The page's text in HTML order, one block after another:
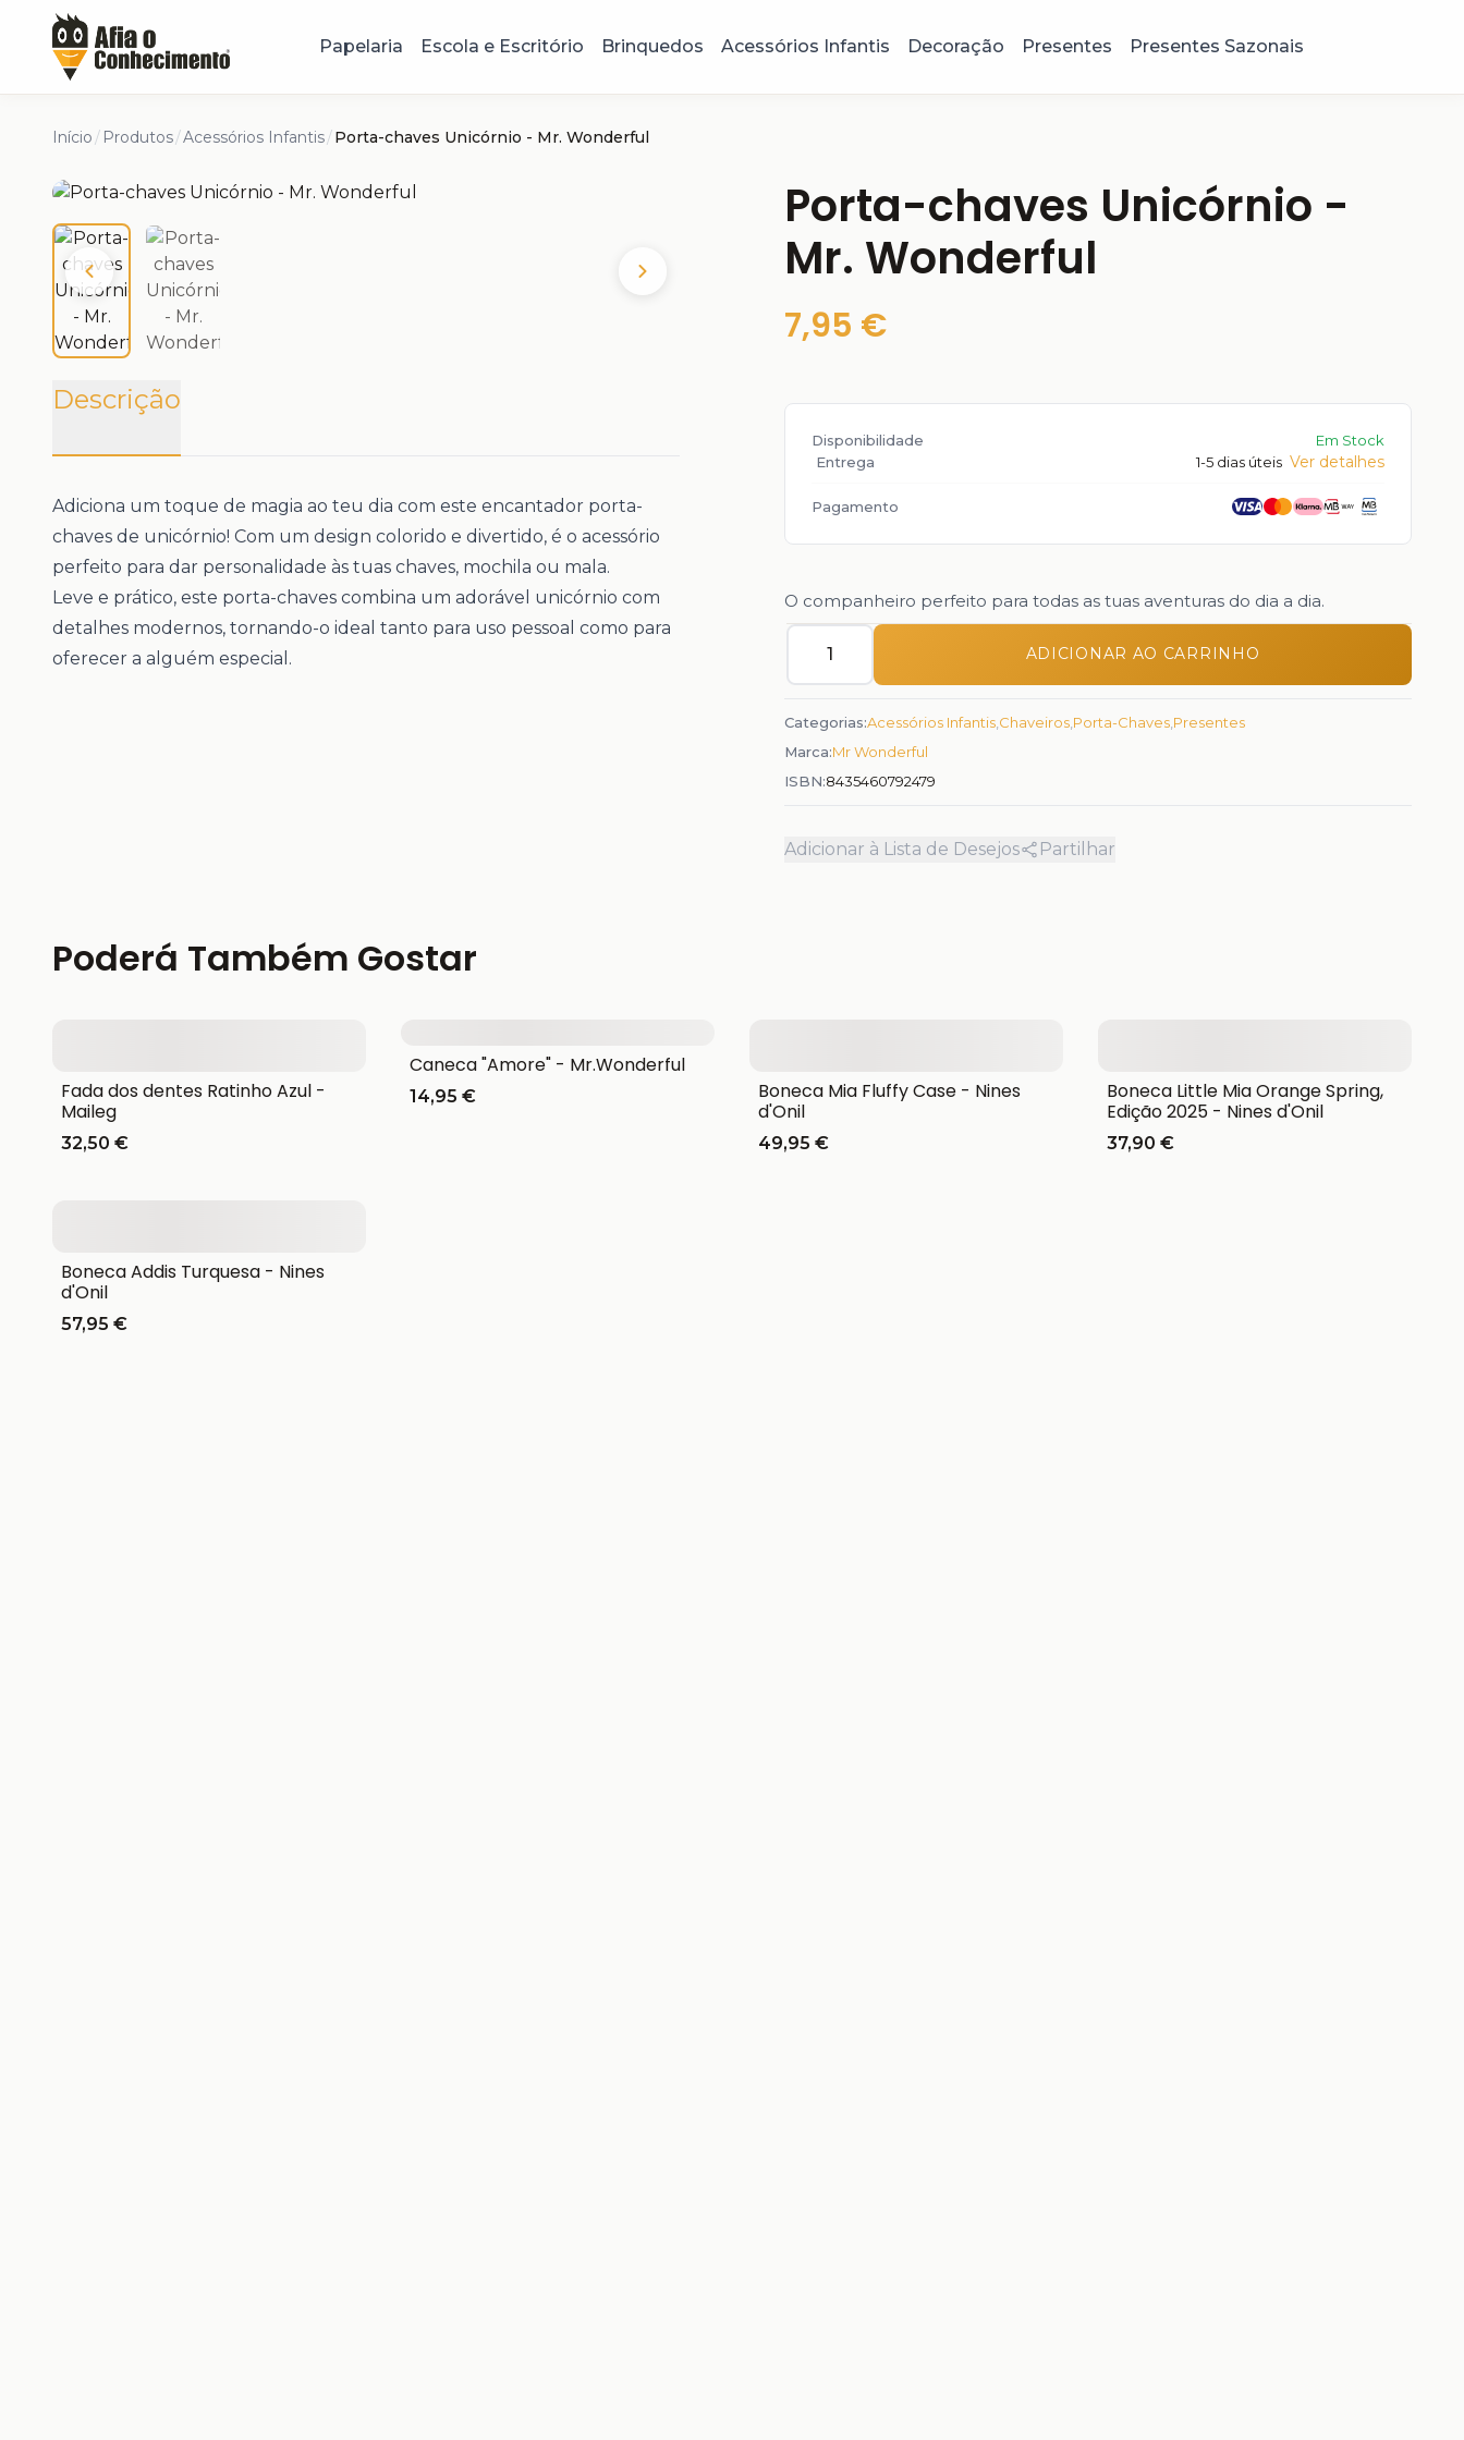
Papelaria Escola e Escritório Brinquedos Acessórios Infantis Decoração Presentes Presentes Sazonais
Início / Produtos/Acessórios Infantis/Porta-chaves Unicórnio - Mr. Wonderful
Descrição
Adiciona um toque de magia ao teu dia com este encantador porta-
chaves de unicórnio! Com um design colorido e divertido, é o acessório
perfeito para dar personalidade às tuas chaves, mochila ou mala.
Leve e prático, este porta-chaves combina um adorável unicórnio com
detalhes modernos, tornando-o ideal tanto para uso pessoal como para
oferecer a alguém especial.
Porta-chaves Unicórnio -
Mr. Wonderful
7,95 €
Disponibilidade
Em Stock
Entrega
1-5 dias úteis Ver detalhes
Pagamento
O companheiro perfeito para todas as tuas aventuras do dia a dia.
Quantidade
ADICIONAR AO CARRINHO
Categorias:Acessórios Infantis Chaveiros Porta-Chaves Presentes
Marca:Mr Wonderful
ISBN:8435460792479
Adicionar à Lista de Desejos Partilhar
Poderá Também Gostar
Fada dos dentes Ratinho Azul -
Maileg
32,50 €
Caneca "Amore" - Mr.Wonderful
14,95 €
Boneca Mia Fluffy Case - Nines
d'Onil
49,95 €
Boneca Little Mia Orange Spring,
Edição 2025 - Nines d'Onil
37,90 €
Boneca Addis Turquesa - Nines
d'Onil
57,95 €